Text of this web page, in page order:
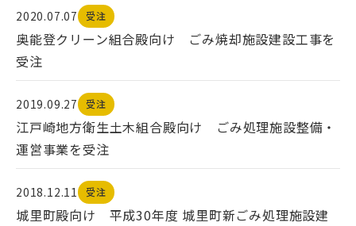
2020.07.07 受注
奥能登クリーン組合殿向け ごみ焼却施設建設工事を
受注
2019.09.27 受注
江戸崎地方衛生土木組合殿向け ごみ処理施設整備・
運営事業を受注
2018.12.11 受注
城里町殿向け 平成30年度 城里町新ごみ処理施設建